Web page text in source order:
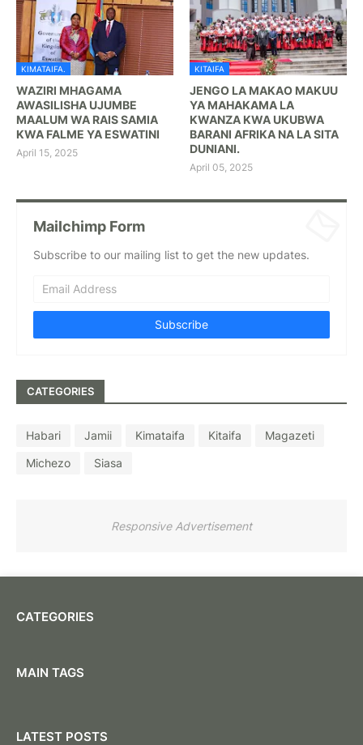
KIMATAIFA.
WAZIRI MHAGAMA
AWASILISHA UJUMBE
MAALUM WA RAIS SAMIA
KWA FALME YA ESWATINI
April 15, 2025
KITAIFA
JENGO LA MAKAO MAKUU
YA MAHAKAMA LA
KWANZA KWA UKUBWA
BARANI AFRIKA NA LA SITA
DUNIANI.
April 05, 2025
Mailchimp Form
Subscribe to our mailing list to get the new updates.
CATEGORIES
Habari Jamii Kimataifa Kitaifa
Magazeti
Michezo
Siasa
Responsive Advertisement
CATEGORIES
MAIN TAGS
LATEST POSTS